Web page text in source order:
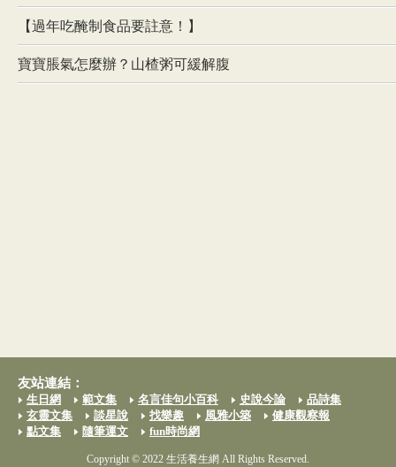
【過年吃醃制食品要註意！】
寶寶脹氣怎麼辦？山楂粥可緩解腹
友站連結：
生日網 範文集 名言佳句小百科 史說今論
品詩集
玄靈文集
談星說 找樂趣 風雅小築
健康觀察報
點文集
隨筆運文 fun時尚網
Copyright © 2022 生活養生網 All Rights Reserved.